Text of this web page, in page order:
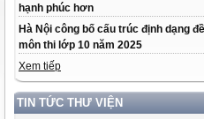
hạnh phúc hơn
Hà Nội công bố cấu trúc định dạng
môn thi lớp 10 năm 2025
Xem tiếp
TIN TỨC THƯ VIỆN